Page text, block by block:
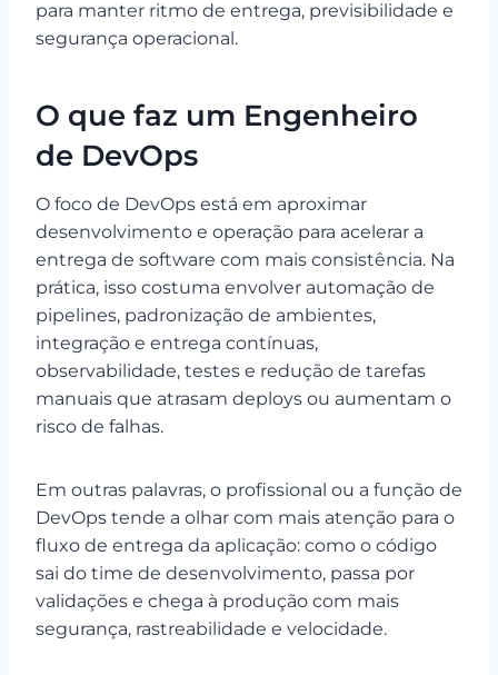
para manter ritmo de entrega, previsibilidade e
segurança operacional.
O que faz um Engenheiro
de DevOps
O foco de DevOps está em aproximar
desenvolvimento e operação para acelerar a
entrega de software com mais consistência. Na
prática, isso costuma envolver automação de
pipelines, padronização de ambientes,
integração e entrega contínuas,
observabilidade, testes e redução de tarefas
manuais que atrasam deploys ou aumentam o
risco de falhas.
Em outras palavras, o profissional ou a função de
DevOps tende a olhar com mais atenção para o
fluxo de entrega da aplicação: como o código
sai do time de desenvolvimento, passa por
validações e chega à produção com mais
segurança, rastreabilidade e velocidade.